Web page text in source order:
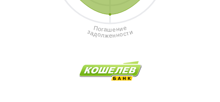
Погашение
задолженности